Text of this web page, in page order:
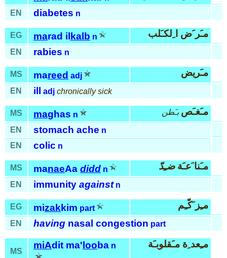
EN diabetes n
EG marad il kalb n مـَر َض ا ِلكـَلب
EN rabies n
MS mareed adj مـَريض
EN ill adj chronically sick
MS maghas n مـَغـَص بـَطن
EN stomach ache n
EN
colic n
MS manaeAa didd n مـَنا َعـَةضـِدّ
EN immunity against n
EG mizakkim part مـِز َكّـِم
EN having nasal congestion part
MS
miAdit ma' looba n مـِعد ِة مـَقلوبـَة